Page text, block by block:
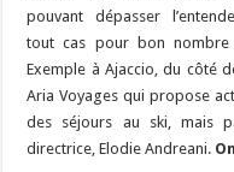
pouvant dépasser
tout cas pour bon nombre
Exemple à Ajaccio, du côté
Aria Voyages qui propose
des séjours au ski, mais
directrice, Elodie Andreani.